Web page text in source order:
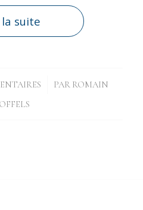
suite
/ PAR ROMAIN